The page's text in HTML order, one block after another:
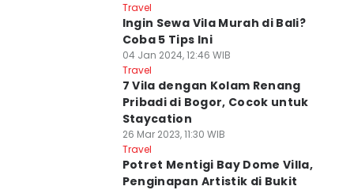
Travel
Ingin Sewa Vila Murah di Bali?
Coba 5 Tips Ini
04 Jan 2024, 12:46 WIB
Travel
7 Vila dengan Kolam Renang
Pribadi di Bogor, Cocok untuk
Staycation
26 Mar 2023, 11:30 WIB
Travel
Potret Mentigi Bay Dome Villa,
Penginapan Artistik di Bukit